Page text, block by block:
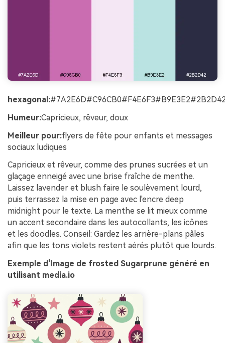
hexagonal:
Humeur:Capricieux, rêveur, doux
Meilleur pour:flyers de fête pour enfants et messages
sociaux ludiques
Capricieux et rêveur, comme des prunes sucrées et un
glaçage enneigé avec une brise fraîche de menthe.
Laissez lavender et blush faire le soulèvement lourd,
puis terrassez la mise en page avec l'encre deep
midnight pour le texte. La menthe se lit mieux comme
un accent secondaire dans les autocollants, les icônes
et les doodles. Conseil: Gardez les arrière-plans pâles
afin que les tons violets restent aérés plutôt que lourds.
Exemple d'Image de frosted Sugarprune généré en
utilisant media.io